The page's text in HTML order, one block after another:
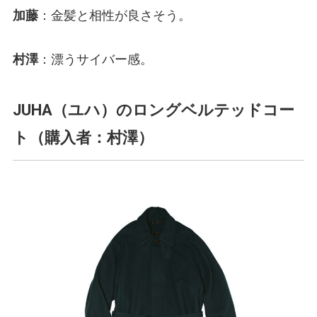
加藤 ：金髪と相性が良さそう。
村澤：漂うサイバー感。
JUHA（ユハ）のロングベルテッドコー
ト（購入者：村澤）